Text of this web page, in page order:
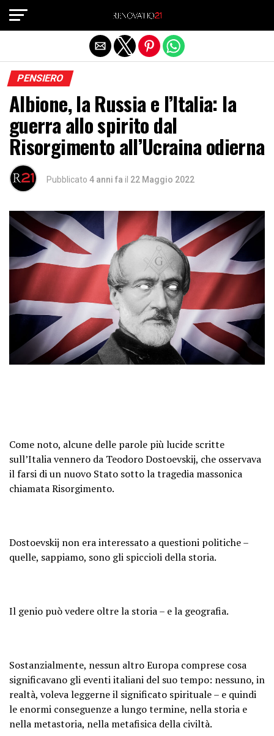
PENSIERO
Albione, la Russia e l’Italia: la
guerra allo spirito dal
Risorgimento all’Ucraina odierna
Pubblicato 4 anni fa il 22 Maggio 2022
Come noto, alcune delle parole più lucide scritte
sull’Italia vennero da Teodoro Dostoevskij, che osservava
il farsi di un nuovo Stato sotto la tragedia massonica
chiamata Risorgimento.
Dostoevskij non era interessato a questioni politiche –
quelle, sappiamo, sono gli spiccioli della storia.
Il genio può vedere oltre la storia – e la geografia.
Sostanzialmente, nessun altro Europa comprese cosa
significavano gli eventi italiani del suo tempo: nessuno, in
realtà, voleva leggerne il significato spirituale – e quindi
le enormi conseguenze a lungo termine, nella storia e
nella metastoria, nella metafisica della civiltà.
Exit mobile version